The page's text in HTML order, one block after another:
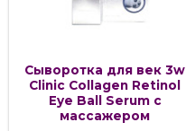
Сыворотка для век 3w
Clinic Collagen Retinol
Eye Ball Serum c
массажером